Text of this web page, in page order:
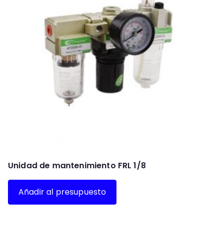
Unidad de mantenimiento FRL 1/8
Añadir al presupuesto